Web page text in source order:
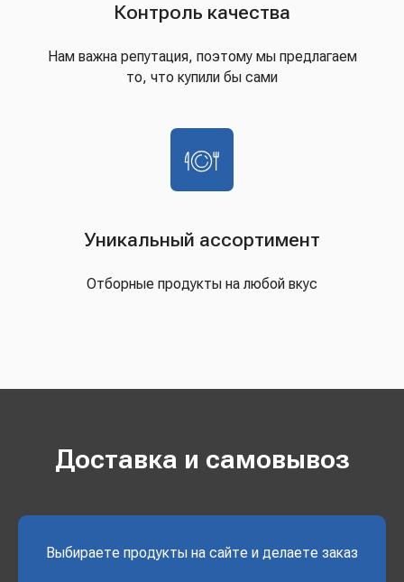
Контроль качества
Нам важна репутация, поэтому мы предлагаем
то, что купили бы сами
Уникальный ассортимент
Отборные продукты на любой вкус
Доставка и самовывоз
Выбираете продукты на сайте и делаете заказ